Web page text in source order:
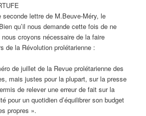
seconde lettre de M.Beuve-Méry, le
qu’il nous demande cette fois de ne
croyons nécessaire de la faire
de la Révolution prolétarienne :
de juillet de la Revue prolétarienne des
mais justes pour la plupart, sur la presse
de relever une erreur de fait sur la
pour un quotidien d’équilibrer son budget
propres ».